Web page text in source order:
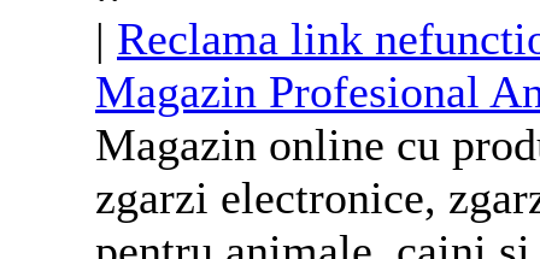
| Reclama link
Magazin Profesional
Magazin online cu
zgarzi electronice,